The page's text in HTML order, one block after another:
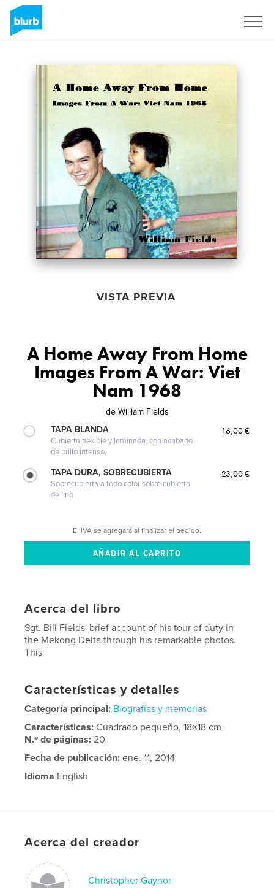
VISTA PREVIA
A Home Away From Home
Images From A War: Viet
Nam 1968
de William Fields
TAPA BLANDA
Cubierta flexible y laminada, con acabado
de brillo intenso.
16,00 €
TAPA DURA, SOBRECUBIERTA
Sobrecubierta a todo color sobre cubierta
de lino
23,00 €
El IVA se agregará al finalizar el pedido.
Acerca del libro
Sgt. Bill Fields' brief account of his tour of duty in
the Mekong Delta through his remarkable photos.
This
Características y detalles
Categoría principal: Biografías y memorias
Características:Cuadrado pequeño, 18×18 cm
N.º de páginas:20
Fecha de publicación: ene. 11, 2014
Idioma English
Acerca del creador
Christopher Gaynor